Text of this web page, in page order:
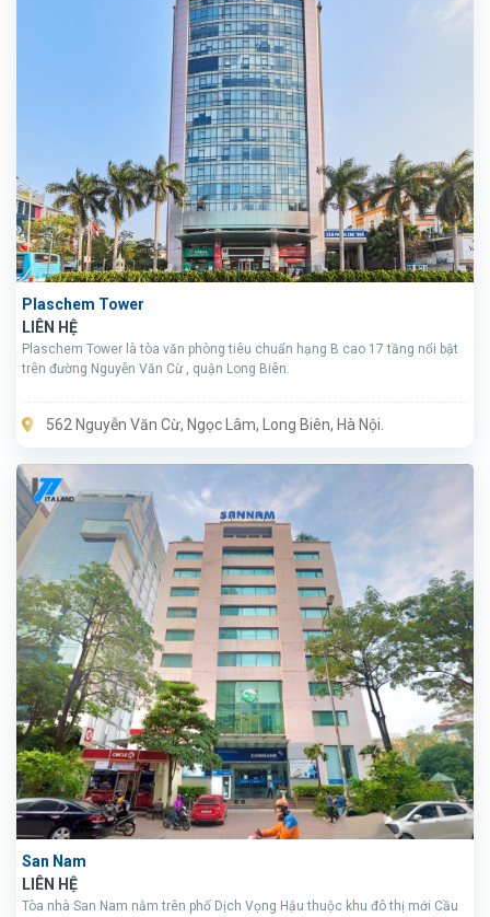
Plaschem Tower
LIÊN HỆ
Plaschem Tower là tòa văn phòng tiêu chuẩn hạng B cao 17 tầng nổi bật
trên đường Nguyễn Văn Cừ , quận Long Biên.
562 Nguyễn Văn Cừ, Ngọc Lâm, Long Biên, Hà Nội.
San Nam
LIÊN HỆ
Tòa nhà San Nam nằm trên phố Dịch Vọng Hậu thuộc khu đô thị mới Cầu